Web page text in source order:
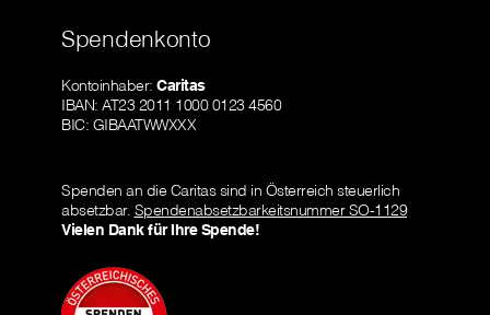
Spendenkonto
Kontoinhaber: Caritas
IBAN: AT23 2011 1000 0123 4560
BIC: GIBAATWWXXX
Spenden an die Caritas sind in Österreich steuerlich
absetzbar. Spendenabsetzbarkeitsnummer SO-1129
Vielen Dank für Ihre Spende!